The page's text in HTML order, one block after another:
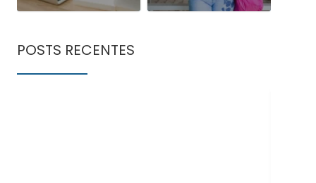
POSTS RECENTES